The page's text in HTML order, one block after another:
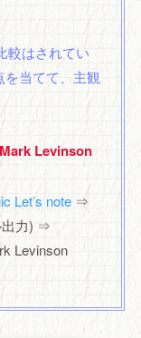
較はされてい
を当てて、主観
Levinson
Let’s note ⇒
出力) ⇒
Levinson